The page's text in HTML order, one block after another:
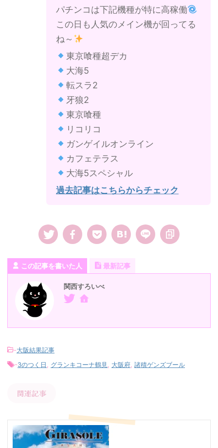
パチンコは下記機種が特に高稼働
この日も人気のメイン機が回ってる
ね～
東京喰種超デカ
大海5
転スラ2
牙狼2
東京喰種
リコリコ
ガンゲイルオンライン
カフェテラス
大海5スペシャル
過去記事はこちらからチェック
この記事を書いた人 最新記事
関西すろいべ
-大阪結果記事
-3のつく日, グランキコーナ鶴見, 大阪府, 諸積ゲンズブール
関連記事